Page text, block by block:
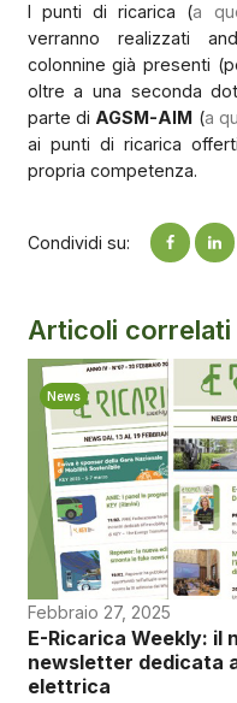
I punti di ricarica (a
verranno realizzati
colonnine già presenti
oltre a una seconda
parte di AGSM-AIM (a
ai punti di ricarica
propria competenza.
Condividi su:
Articoli correlati
News
Febbraio 27, 2025
E-Ricarica Weekly: il
newsletter dedicata
elettrica